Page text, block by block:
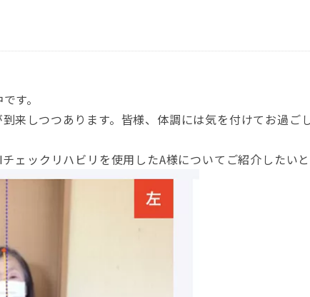
す。
来しつつあります。皆様、体調には気を付けてお過ご
ェックリハビリを使用したA様についてご紹介したいと